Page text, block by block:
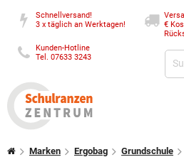
Schnellversand!
3 x täglich an Werktagen!
€
Kunden-Hotline
Tel. 07633 3243
Marken Ergobag Grundschule